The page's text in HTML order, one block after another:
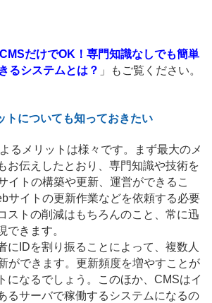
CMSだけでOK！専門知識なしでも簡単
るシステムとは？ 」もご覧ください。
トについても知っておきたい
るメリットは様々です。まず最大のメ
お伝えしたとおり、専門知識や技術を
イトの構築や更新、運営ができるこ
サイトの更新作業などを依頼する必要
ストの削減はもちろんのこと、常に迅
できます。
にIDを割り振ることによって、複数人
ができます。更新頻度を増やすことが
になるでしょう。このほか、CMSはイ
るサーバで稼働するシステムになるの